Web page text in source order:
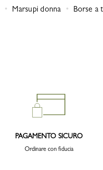
Marsupi donna
Borse a
PAGAMENTO SICURO
Ordinare con fiducia